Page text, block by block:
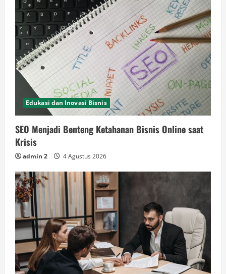
Edukasi dan Inovasi Bisnis
SEO Menjadi Benteng Ketahanan Bisnis Online saat
Krisis
admin 2 4 Agustus 2026